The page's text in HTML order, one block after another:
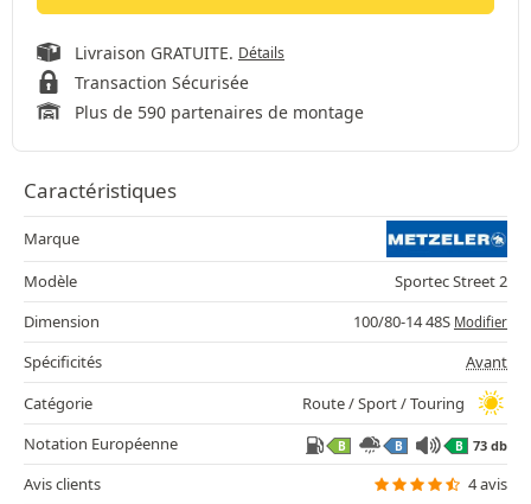
Livraison GRATUITE. Détails
Transaction Sécurisée
Plus de 590 partenaires de montage
Caractéristiques
Marque
Modèle
Sportec Street 2
Dimension
100/80-14 48S Modifier
Spécificités
Avant
Catégorie
Route / Sport / Touring
Notation Européenne
B B B 73 db
Avis clients
4 avis